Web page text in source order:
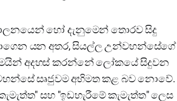
හෝ දැනුමෙන් තොරව සිදු
යන අතර, සියල්ල උන්වහන්සේගේ
අදහස් කරන්නේ ලෝකයේ සිදුවන
සෘජුවම අභිමත කළ බව නොවේ.
සහ "ඉඩහැරීමේ කැමැත්ත" ලෙස